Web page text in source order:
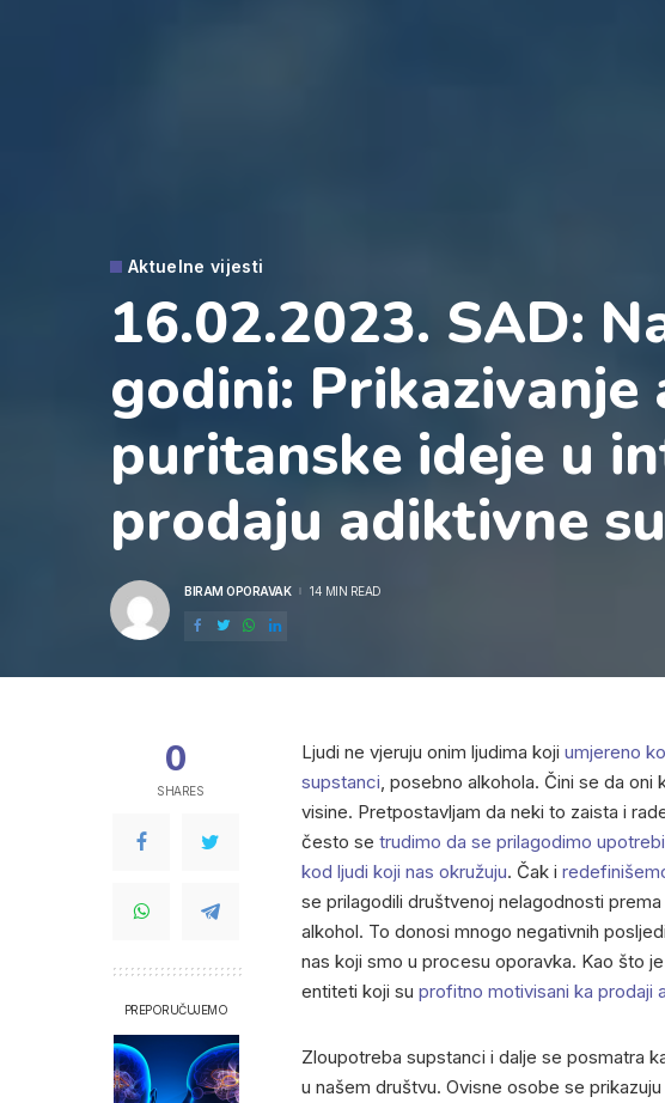
Aktuelne vijesti
16.02.2023. SAD:
godini: Prikazivanje
puritanske ideje u
prodaju adiktivne
POSTED
BIRAM OPORAVAK 14 MIN READ
0
SHARES
PREPORUČUJEMO
Ljudi ne vjeruju onim ljudima koji umjereno
supstanci, posebno alkohola. Čini se da oni
visine. Pretpostavljam da neki to zaista i
često se trudimo da se prilagodimo
kod ljudi koji nas okružuju. Čak i
se prilagodili društvenoj nelagodnosti
alkohol. To donosi mnogo negativnih
nas koji smo u procesu oporavka. Kao što
entiteti koji su profitno motivisani ka prodaji
Zloupotreba supstanci i dalje se posmatra
u našem društvu. Ovisne osobe se